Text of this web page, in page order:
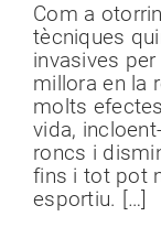
Com a
tècniques
invasives
millora en la
molts
vida,
roncs i
fins i tot pot
esportiu. […]